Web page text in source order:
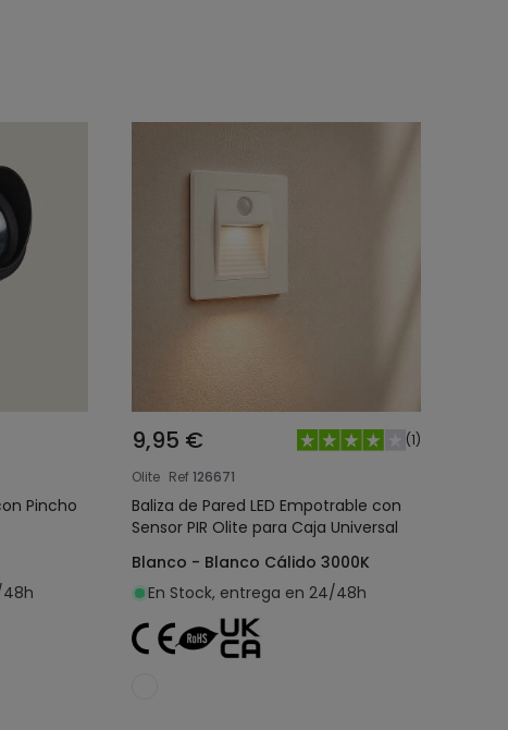
Pincho
48h
9,95 € (1)
Olite Ref126671
Baliza de Pared LED Empotrable con
Sensor PIR Olite para Caja Universal
Blanco - Blanco Cálido 3000K
En Stock, entrega en 24/48h